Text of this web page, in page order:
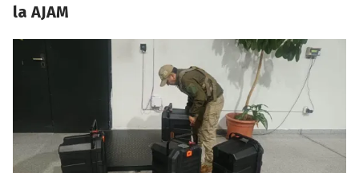
la AJAM